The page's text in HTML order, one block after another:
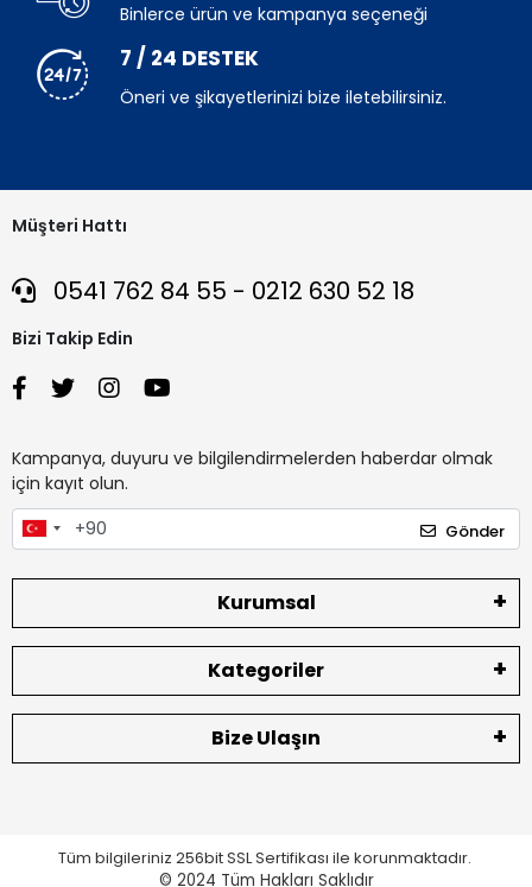
Binlerce ürün ve kampanya seçeneği
7 / 24 DESTEK
Öneri ve şikayetlerinizi bize iletebilirsiniz.
Müşteri Hattı
0541 762 84 55 - 0212 630 52 18
Bizi Takip Edin
Kampanya, duyuru ve bilgilendirmelerden haberdar olmak
için kayıt olun.
Gönder
Kurumsal
Kategoriler
Bize Ulaşın
Tüm bilgileriniz 256bit SSL Sertifikası ile korunmaktadır.
© 2024 Tüm Hakları Saklıdır